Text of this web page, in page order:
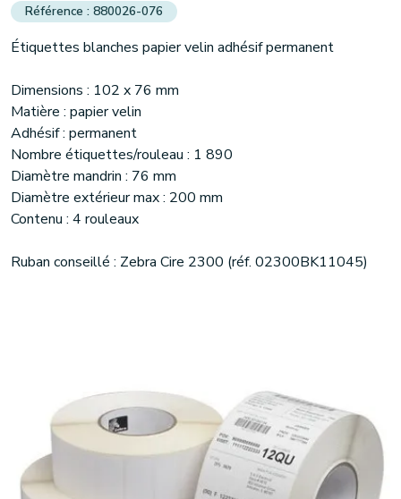
880026-076
Étiquettes blanches papier velin adhésif permanent
Dimensions : 102 x 76 mm
Matière : papier velin
Adhésif : permanent
Nombre étiquettes/rouleau : 1 890
Diamètre mandrin : 76 mm
Diamètre extérieur max : 200 mm
Contenu : 4 rouleaux
Ruban conseillé : Zebra Cire 2300 (réf. 02300BK11045)